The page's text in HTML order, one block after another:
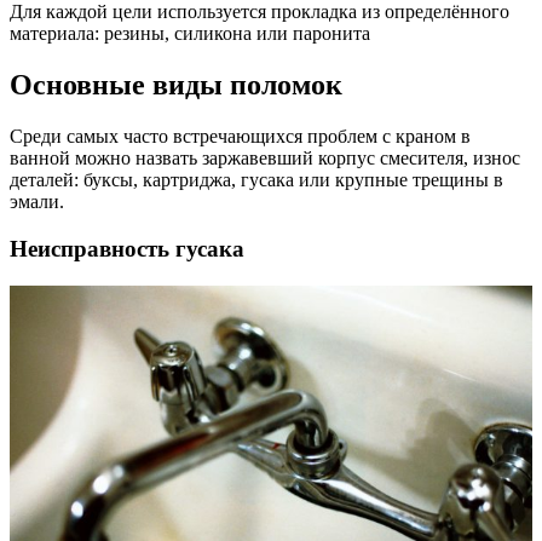
Для каждой цели используется прокладка из определённого
материала: резины, силикона или паронита
Основные виды поломок
Среди самых часто встречающихся проблем с краном в
ванной можно назвать заржавевший корпус смесителя, износ
деталей: буксы, картриджа, гусака или крупные трещины в
эмали.
Неисправность гусака